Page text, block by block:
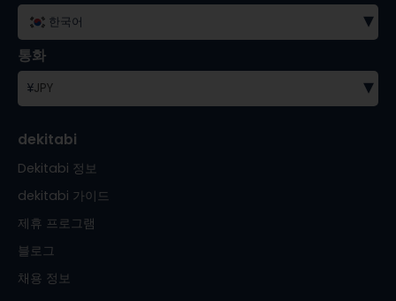
한국어 ▾
통화
¥JPY ▾
dekitabi
Dekitabi 정보
dekitabi 가이드
제휴 프로그램
블로그
채용 정보